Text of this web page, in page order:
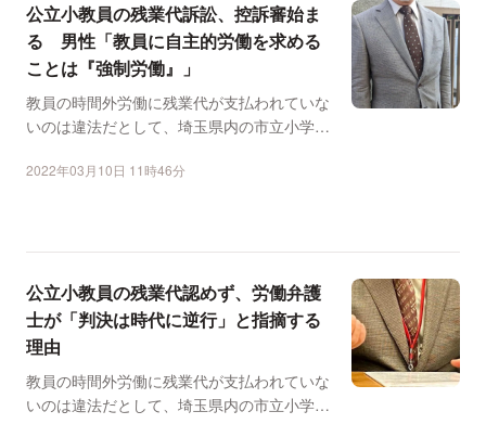
公立小教員の残業代訴訟、控訴審始ま
る 男性「教員に自主的労働を求める
ことは『強制労働』」
教員の時間外労働に残業代が支払われていな
いのは違法だとして、埼玉県内の市立小学校
2022年03月10日 11時46分
公立小教員の残業代認めず、労働弁護
士が「判決は時代に逆行」と指摘する
理由
教員の時間外労働に残業代が支払われていな
いのは違法だとして、埼玉県内の市立小学校